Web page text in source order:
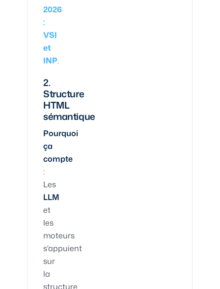
2026
:
VSI
et
INP.
2.
Structure
HTML
sémantique
Pourquoi
ça
compte
:
Les
LLM
et
les
moteurs
s'appuient
sur
la
structure